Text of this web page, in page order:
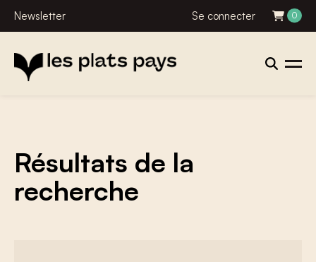
Newsletter Se connecter 0
Résultats de la
recherche